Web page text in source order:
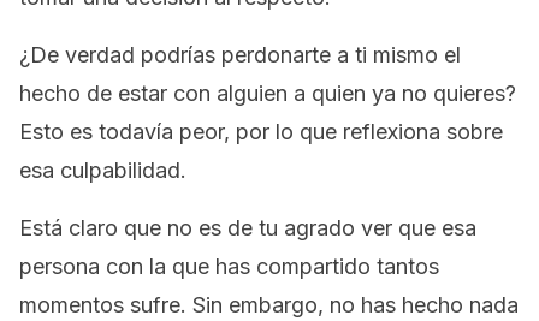
¿De verdad podrías perdonarte a ti mismo el
hecho de estar con alguien a quien ya no quieres?
Esto es todavía peor, por lo que reflexiona sobre
esa culpabilidad.
Está claro que no es de tu agrado ver que esa
persona con la que has compartido tantos
momentos sufre. Sin embargo, no has hecho nada